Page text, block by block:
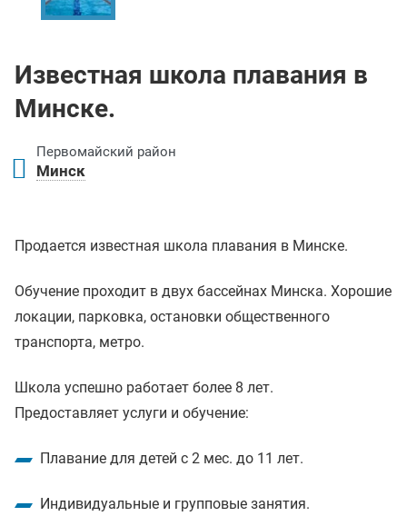
Известная школа плавания в
Минске.
Первомайский район
Минск
Продается известная школа плавания в Минске.
Обучение проходит в двух бассейнах Минска. Хорошие
локации, парковка, остановки общественного
транспорта, метро.
Школа успешно работает более 8 лет.
Предоставляет услуги и обучение:
Плавание для детей с 2 мес. до 11 лет.
Индивидуальные и групповые занятия.